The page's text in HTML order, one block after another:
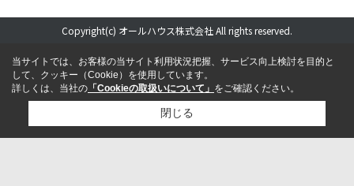
Copyright(c) オールハウス株式会社 All rights reserved.
当サイトでは、お客様の当サイト利用状況把握、サービス向上検討を目的と
して、クッキー（Cookie）を使用しています。
詳しくは、当社の 「Cookieの取扱いについて」 をご確認ください。
閉じる